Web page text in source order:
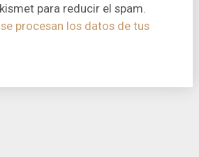
para reducir el spam.
procesan los datos de tus